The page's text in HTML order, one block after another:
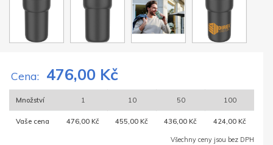
Cena: 476,00 Kč
Množství 1 10 50 100
Vaše cena 476,00 Kč 455,00 Kč 436,00 Kč 424,00 Kč
Všechny ceny jsou bez DPH